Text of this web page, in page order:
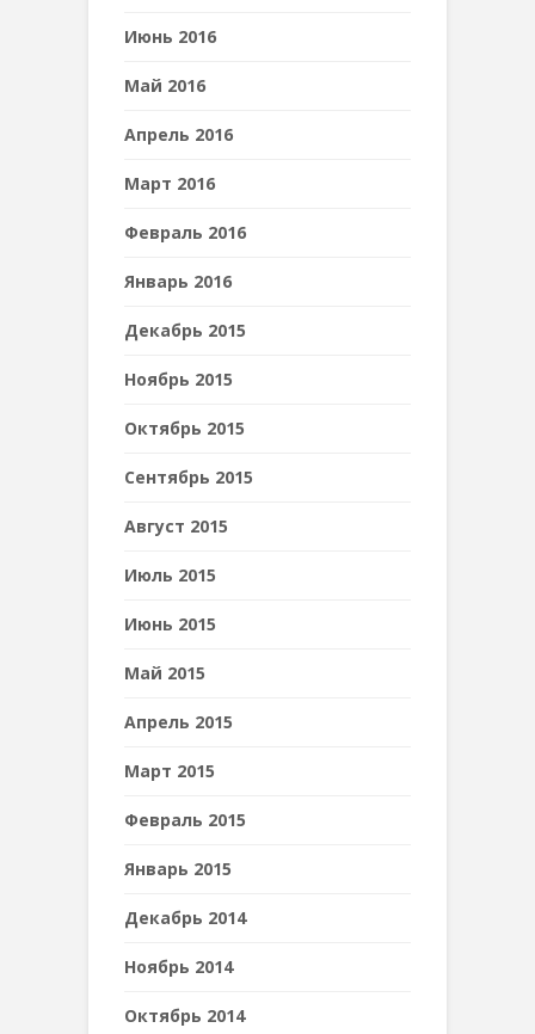
Июнь 2016
Май 2016
Апрель 2016
Март 2016
Февраль 2016
Январь 2016
Декабрь 2015
Ноябрь 2015
Октябрь 2015
Сентябрь 2015
Август 2015
Июль 2015
Июнь 2015
Май 2015
Апрель 2015
Март 2015
Февраль 2015
Январь 2015
Декабрь 2014
Ноябрь 2014
Октябрь 2014